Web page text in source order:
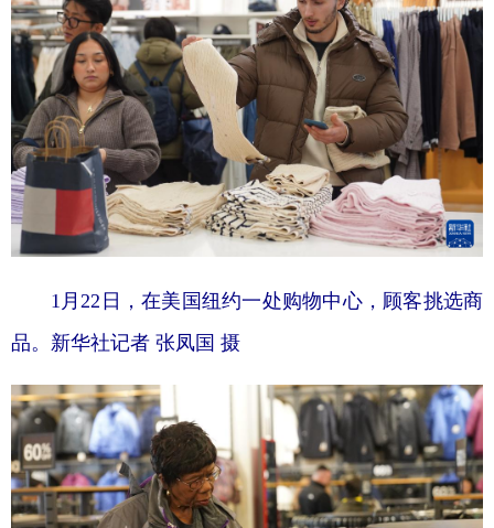
1月22日，在美国纽约一处购物中心，顾客挑选商
品。 新华社记者 张凤国 摄